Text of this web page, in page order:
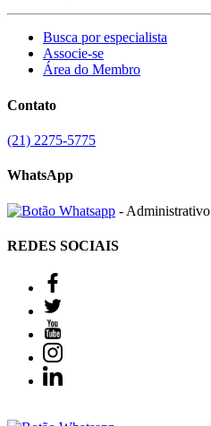
Busca por especialista
Associe-se
Área do Membro
Contato
(21) 2275-5775
WhatsApp
- Administrativo
REDES SOCIAIS